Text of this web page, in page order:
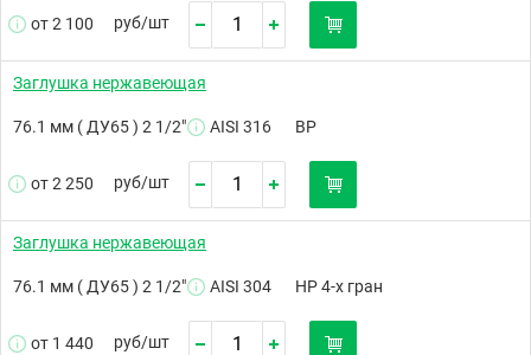
от 2 100 руб/шт
Заглушка нержавеющая
76.1 мм ( ДУ65 ) 2 1/2" AISI 316 ВР
от 2 250 руб/шт
Заглушка нержавеющая
76.1 мм ( ДУ65 ) 2 1/2" AISI 304 НР 4-х гран
от 1 440 руб/шт